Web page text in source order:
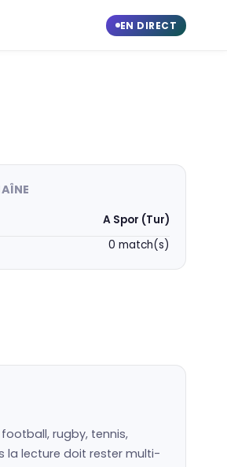
EN DIRECT
A Spor (Tur)
0 match(s)
rugby, tennis,
la lecture doit rester multi-